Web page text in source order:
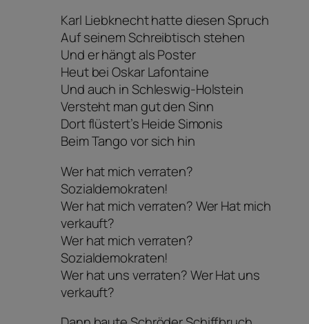
Karl Liebknecht hatte diesen Spruch
Auf seinem Schreibtisch stehen
Und er hängt als Poster
Heut bei Oskar Lafontaine
Und auch in Schleswig-Holstein
Versteht man gut den Sinn
Dort flüstert’s Heide Simonis
Beim Tango vor sich hin
Wer hat mich verraten?
Sozialdemokraten!
Wer hat mich verraten? Wer Hat mich
verkauft?
Wer hat mich verraten?
Sozialdemokraten!
Wer hat uns verraten? Wer Hat uns
verkauft?